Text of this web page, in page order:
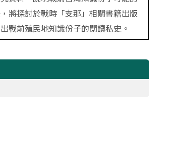
將探討於戰時「支那」相關書籍出版
戰前殖民地知識份子的閱讀私史。